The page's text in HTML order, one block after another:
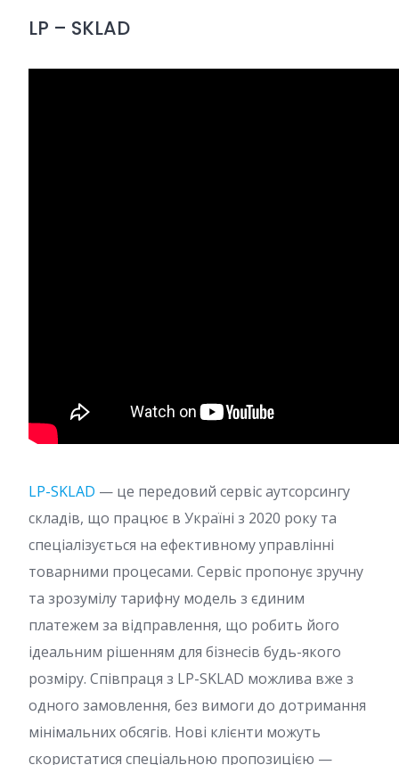
LP – SKLAD
LP-SKLAD — це передовий сервіс аутсорсингу
складів, що працює в Україні з 2020 року та
спеціалізується на ефективному управлінні
товарними процесами. Сервіс пропонує зручну
та зрозумілу тарифну модель з єдиним
платежем за відправлення, що робить його
ідеальним рішенням для бізнесів будь-якого
розміру. Співпраця з LP-SKLAD можлива вже з
одного замовлення, без вимоги до дотримання
мінімальних обсягів. Нові клієнти можуть
скористатися спеціальною пропозицією —